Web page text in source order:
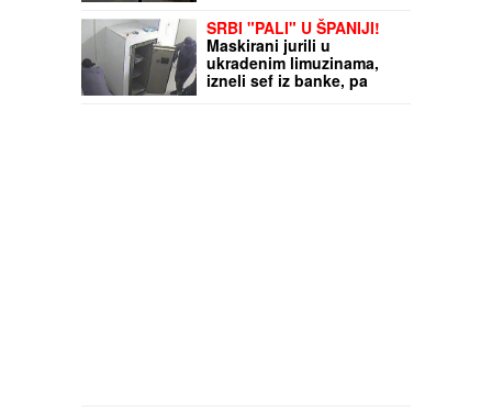
na terenu, zabrinut sam"
SRBI "PALI" U ŠPANIJI!
Maskirani jurili u
ukradenim limuzinama,
izneli sef iz banke, pa